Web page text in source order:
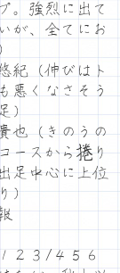
。強烈に出て
が、全てにお
紀（伸びはト
悪くなさそう
）
也（きのうの
ースから捲り
足中心に上位
）
２３/４５６